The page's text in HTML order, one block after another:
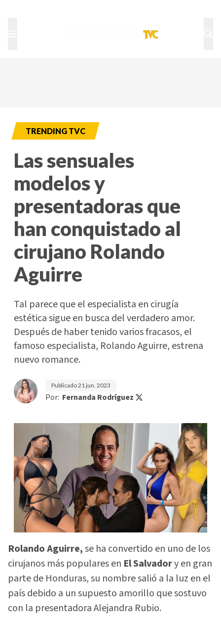
TRENDING TVC
Las sensuales
modelos y
presentadoras que
han conquistado al
cirujano Rolando
Aguirre
Tal parece que el especialista en cirugía
estética sigue en busca del verdadero amor.
Después de haber tenido varios fracasos, el
famoso especialista, Rolando Aguirre, estrena
nuevo romance.
Publicado21 jun. 2023
Por: Fernanda Rodríguez
Rolando Aguirre,se ha convertido en uno de los
cirujanos más populares en El Salvadory en gran
parte de Honduras, su nombre salió a la luz en el
país debido a un supuesto amorillo que sostuvo
con la presentadora Alejandra Rubio.